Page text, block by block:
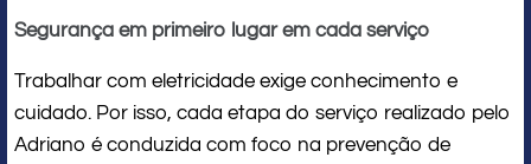
Segurança em primeiro lugar em cada serviço
Trabalhar com eletricidade exige conhecimento e
cuidado. Por isso, cada etapa do serviço realizado pelo
Adriano é conduzida com foco na prevenção de